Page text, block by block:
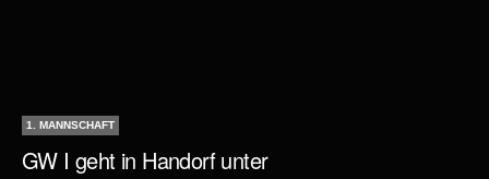
1. MANNSCHAFT
GW I geht in Handorf unter